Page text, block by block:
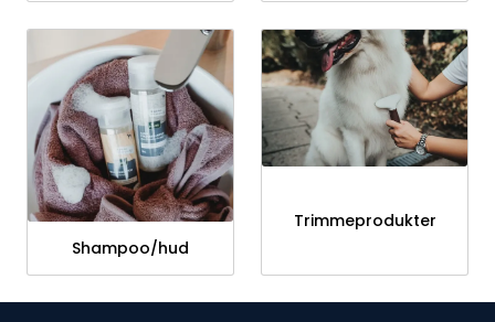
Shampoo/hud
Trimmeprodukter